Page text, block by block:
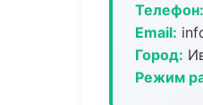
Телефон:
Email:
Город:
Режим